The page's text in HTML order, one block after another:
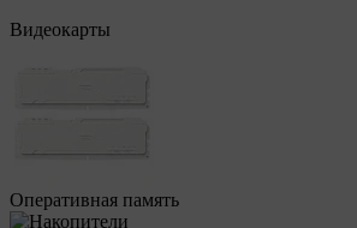
Видеокарты
Оперативная память